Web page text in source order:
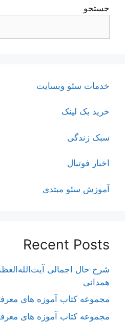
جستجو
خدمات سئو وبسایت
خرید بک لینک
سبک زندگی
اخبار فوتبال
آموزش سئو مبتدی
Recent Posts
شرح حال اجمالی
همدانی
مجموعه کتاب آموزه های
مجموعه کتاب آموزه های